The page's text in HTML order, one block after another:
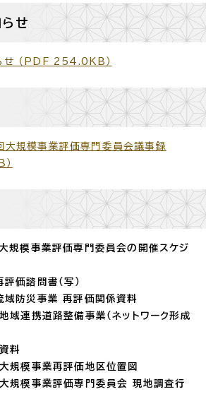
せ
せ （PDF 254.0KB）
規模事業評価専門委員会議事録
模事業評価専門委員会の開催スケジ
価諮問書（写）
防災事業 再評価関係資料
連携道路整備事業（ネットワーク形成
料
模事業再評価地区位置図
模事業評価専門委員会 現地調査行